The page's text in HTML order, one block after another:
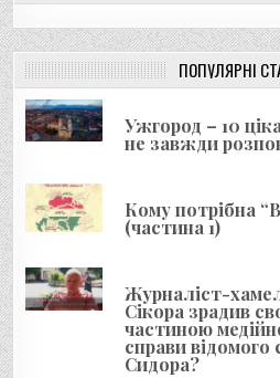
і
я
з
а
п
и
с
і
в
ПОПУЛЯРНІ
Ужгород – 10
не завжди
Кому потрібна
(частина 1)
Журналіст-
Сікора зрадив
частиною
справи відомого
Сидора?